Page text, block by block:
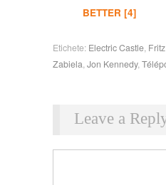
BETTER [4]
Etichete: Electric Castle
Zabiela Jon Kennedy,
Leave a